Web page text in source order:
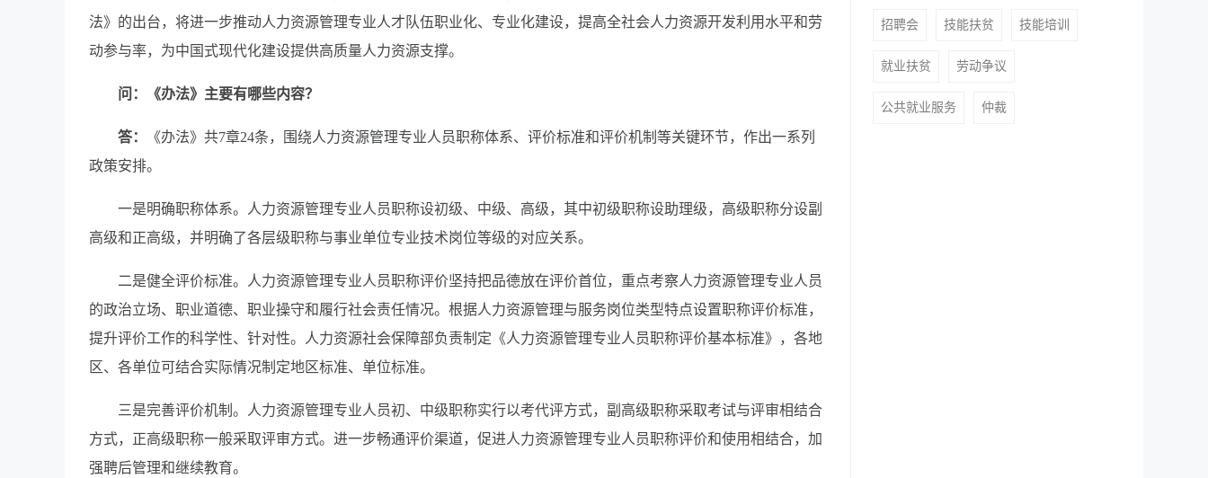
法》的出台，将进一步推动人力资源管理专业人才队伍职业化、专业化建设，提高全社会人力资源开发利用水平和劳
动参与率，为中国式现代化建设提供高质量人力资源支撑。
问：《办法》主要有哪些内容？
答：
《办法》共7章24条，围绕人力资源管理专业人员职称体系、评价标准和评价机制等关键环节，作出一系列
政策安排。
一是明确职称体系。人力资源管理专业人员职称设初级、中级、高级，其中初级职称设助理级，高级职称分设副
高级和正高级，并明确了各层级职称与事业单位专业技术岗位等级的对应关系。
二是健全评价标准。人力资源管理专业人员职称评价坚持把品德放在评价首位，重点考察人力资源管理专业人员
的政治立场、职业道德、职业操守和履行社会责任情况。根据人力资源管理与服务岗位类型特点设置职称评价标准，
提升评价工作的科学性、针对性。人力资源社会保障部负责制定《人力资源管理专业人员职称评价基本标准》，各地
区、各单位可结合实际情况制定地区标准、单位标准。
三是完善评价机制。人力资源管理专业人员初、中级职称实行以考代评方式，副高级职称采取考试与评审相结合
方式，正高级职称一般采取评审方式。进一步畅通评价渠道，促进人力资源管理专业人员职称评价和使用相结合，加
强聘后管理和继续教育。
招聘会 技能扶贫 技能培训
就业扶贫 劳动争议
公共就业服务 仲裁